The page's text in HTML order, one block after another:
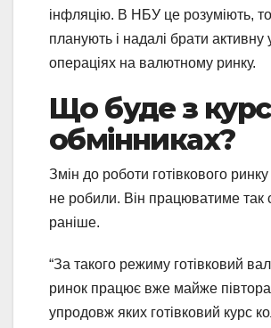
інфляцію. В НБУ це розуміють,
планують і надалі брати активну
операціях на валютному ринку.
Що буде з
обмінниках?
Змін до роботи готівкового
не робили. Він працюватиме так
раніше.
“За такого режиму готівковий
ринок працює вже майже півтора
упродовж яких готівковий курс